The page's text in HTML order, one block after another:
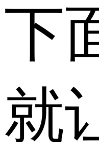
下
就